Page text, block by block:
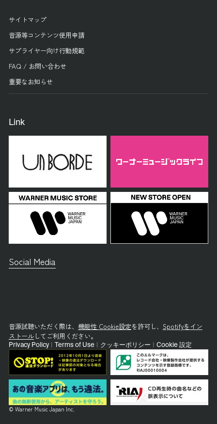
サイトマップ
音源等コンテンツ使用申請
サプライヤー向け行動規範
FAQ / お問い合わせ
重要なお知らせ
Link
Social Media
音源試聴いただく際は、 機能性 Cookie設定を許可し、 Spotifyをイン
ストールしてご利用ください。
Privacy Policy Terms of Use クッキーポリシー Cookie 設定
© Warner Music Japan Inc.